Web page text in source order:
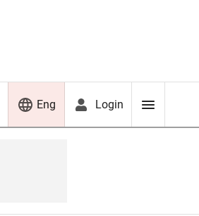
Eng Login